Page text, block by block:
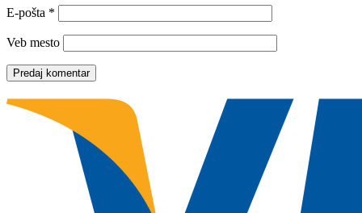
E-pošta *
Veb mesto